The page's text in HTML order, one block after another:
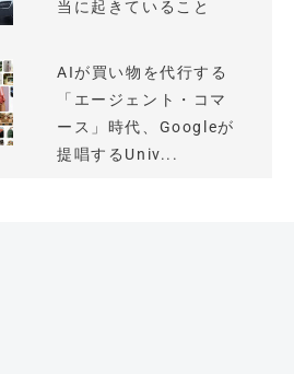
当に起きていること
AIが買い物を代行する
「エージェント・コマ
ース」時代、Googleが
提唱するUniv...